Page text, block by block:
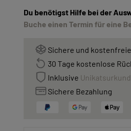
Du benötigst Hilfe bei der
Buche einen Termin für eine
Sichere und kostenfreie
30 Tage kostenlose
Inklusive
Sichere Bezahlung